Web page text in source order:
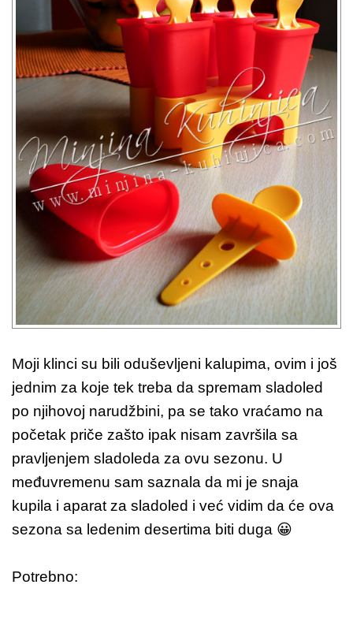
Moji klinci su bili oduševljeni kalupima, ovim i još
jednim za koje tek treba da spremam sladoled
po njihovoj narudžbini, pa se tako vraćamo na
početak priče zašto ipak nisam završila sa
pravljenjem sladoleda za ovu sezonu. U
međuvremenu sam saznala da mi je snaja
kupila i aparat za sladoled i već vidim da će ova
sezona sa ledenim desertima biti duga 😀
Potrebno: